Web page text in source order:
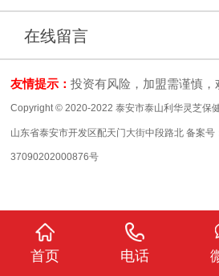
在线留言
友情提示：投资有风险，加盟需谨慎，
Copyright © 2020-2022 泰安市泰山利华灵芝保
山东省泰安市开发区配天门大街中段路北 备案号
37090202000876号
首页 电话